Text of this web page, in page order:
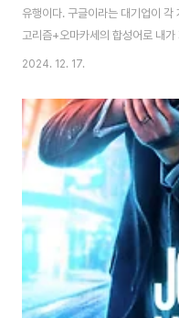
유행이다. 구글이라는 대기업이
고리즘+오마카세의 합성어로 내
고 있다.이 노래도 그렇다. 우연히
건지. 그냥 조용하게 내면을 두드
무 강렬하지는 않는.. 다만 여름의
르다. 가수 이름을 모르면 봄을 상
인 노래가 봄이 주는 따뜻함보다
렇다고 덥지는 ..
2024. 12. 17.